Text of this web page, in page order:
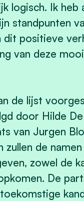
logisch. Ik heb
standpunten
positieve
van deze
de lijst
door Hilde
van Jurgen
zullen de
zowel de
De